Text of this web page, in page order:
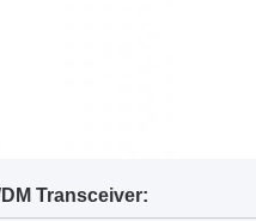
Transceiver: